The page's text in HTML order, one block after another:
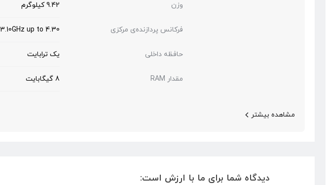
وزن 9.42 کیلوگرم
فرکانس پردازنده‌ی مرکزی 3.10GHz up to 4.30 گیگاهرتز
حافظه داخلی یک ترابایت
مقدار RAM 8 گیگابایت
مشاهده بیشتر
دیدگاه شما برای ما با ارزش است: